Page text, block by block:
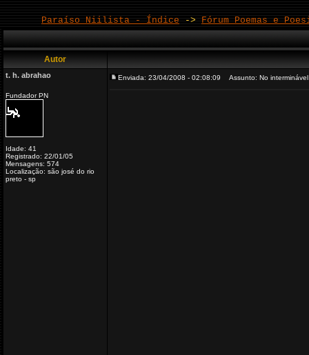
Paraíso Niilista - Índice -> Fórum Poemas e
Autor
t. h. abrahao
Fundador PN
Idade: 41
Registrado: 22/01/05
Mensagens: 574
Localização: são josé do rio
preto - sp
Enviada: 23/04/2008 - 02:08:09 Assunto: No